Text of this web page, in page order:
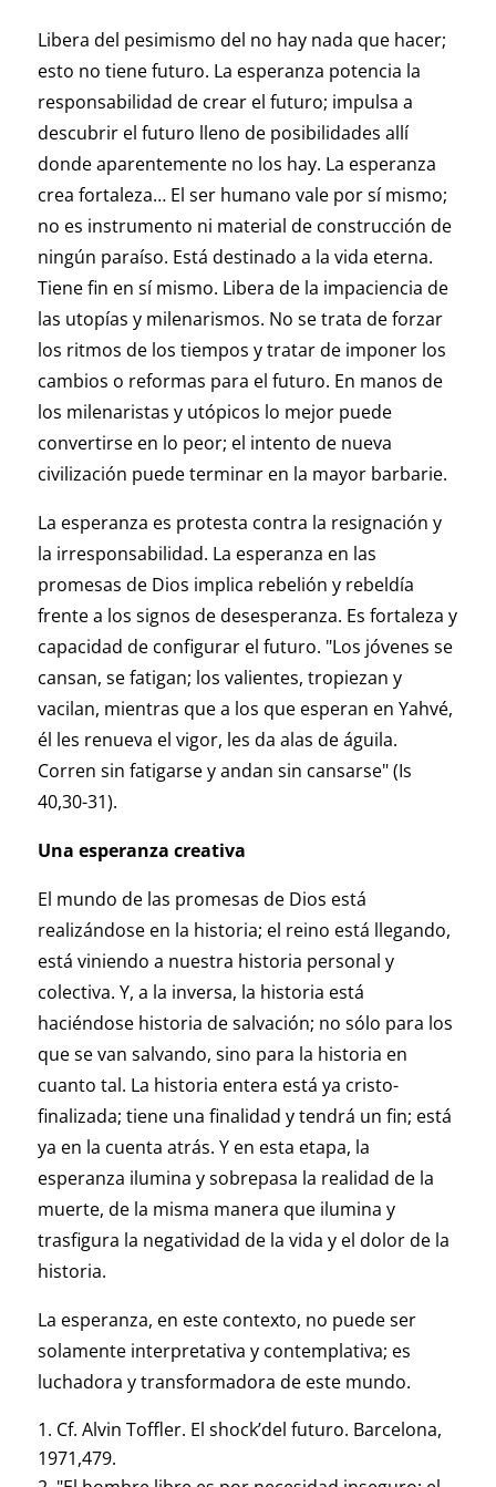
Libera del pesimismo del no hay nada que hacer;
esto no tiene futuro. La esperanza potencia la
responsabilidad de crear el futuro; impulsa a
descubrir el futuro lleno de posibilidades allí
donde aparentemente no los hay. La esperanza
crea fortaleza… El ser humano vale por sí mismo;
no es instrumento ni material de construcción de
ningún paraíso. Está destinado a la vida eterna.
Tiene fin en sí mismo. Libera de la impaciencia de
las utopías y milenarismos. No se trata de forzar
los ritmos de los tiempos y tratar de imponer los
cambios o reformas para el futuro. En manos de
los milenaristas y utópicos lo mejor puede
convertirse en lo peor; el intento de nueva
civilización puede terminar en la mayor barbarie.
La esperanza es protesta contra la resignación y
la irresponsabilidad. La esperanza en las
promesas de Dios implica rebelión y rebeldía
frente a los signos de desesperanza. Es fortaleza y
capacidad de configurar el futuro. "Los jóvenes se
cansan, se fatigan; los valientes, tropiezan y
vacilan, mientras que a los que esperan en Yahvé,
él les renueva el vigor, les da alas de águila.
Corren sin fatigarse y andan sin cansarse" (Is
40,30-31).
Una esperanza creativa
El mundo de las promesas de Dios está
realizándose en la historia; el reino está llegando,
está viniendo a nuestra historia personal y
colectiva. Y, a la inversa, la historia está
haciéndose historia de salvación; no sólo para los
que se van salvando, sino para la historia en
cuanto tal. La historia entera está ya cristo-
finalizada; tiene una finalidad y tendrá un fin; está
ya en la cuenta atrás. Y en esta etapa, la
esperanza ilumina y sobrepasa la realidad de la
muerte, de la misma manera que ilumina y
trasfigura la negatividad de la vida y el dolor de la
historia.
La esperanza, en este contexto, no puede ser
solamente interpretativa y contemplativa; es
luchadora y transformadora de este mundo.
Cf. Alvin Toffler. El shock’del futuro. Barcelona,
1971,479.